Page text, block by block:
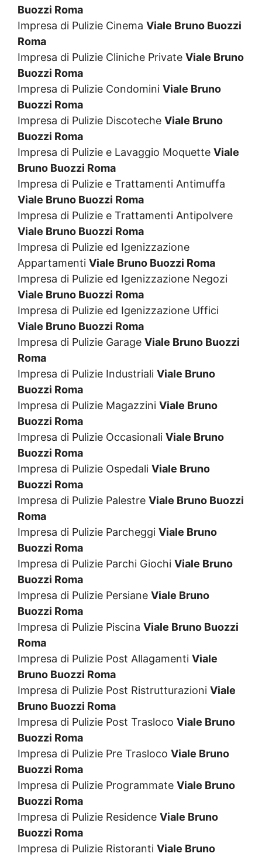
Buozzi Roma
Impresa di Pulizie Cinema Viale Bruno Buozzi
Roma
Impresa di Pulizie Cliniche Private Viale Bruno
Buozzi Roma
Impresa di Pulizie Condomini Viale Bruno
Buozzi Roma
Impresa di Pulizie Discoteche Viale Bruno
Buozzi Roma
Impresa di Pulizie e Lavaggio Moquette Viale
Bruno Buozzi Roma
Impresa di Pulizie e Trattamenti Antimuffa
Viale Bruno Buozzi Roma
Impresa di Pulizie e Trattamenti Antipolvere
Viale Bruno Buozzi Roma
Impresa di Pulizie ed Igenizzazione
Appartamenti Viale Bruno Buozzi Roma
Impresa di Pulizie ed Igenizzazione Negozi
Viale Bruno Buozzi Roma
Impresa di Pulizie ed Igenizzazione Uffici
Viale Bruno Buozzi Roma
Impresa di Pulizie Garage Viale Bruno Buozzi
Roma
Impresa di Pulizie Industriali Viale Bruno
Buozzi Roma
Impresa di Pulizie Magazzini Viale Bruno
Buozzi Roma
Impresa di Pulizie Occasionali Viale Bruno
Buozzi Roma
Impresa di Pulizie Ospedali Viale Bruno
Buozzi Roma
Impresa di Pulizie Palestre Viale Bruno Buozzi
Roma
Impresa di Pulizie Parcheggi Viale Bruno
Buozzi Roma
Impresa di Pulizie Parchi Giochi Viale Bruno
Buozzi Roma
Impresa di Pulizie Persiane Viale Bruno
Buozzi Roma
Impresa di Pulizie Piscina Viale Bruno Buozzi
Roma
Impresa di Pulizie Post Allagamenti Viale
Bruno Buozzi Roma
Impresa di Pulizie Post Ristrutturazioni Viale
Bruno Buozzi Roma
Impresa di Pulizie Post Trasloco Viale Bruno
Buozzi Roma
Impresa di Pulizie Pre Trasloco Viale Bruno
Buozzi Roma
Impresa di Pulizie Programmate Viale Bruno
Buozzi Roma
Impresa di Pulizie Residence Viale Bruno
Buozzi Roma
Impresa di Pulizie Ristoranti Viale Bruno